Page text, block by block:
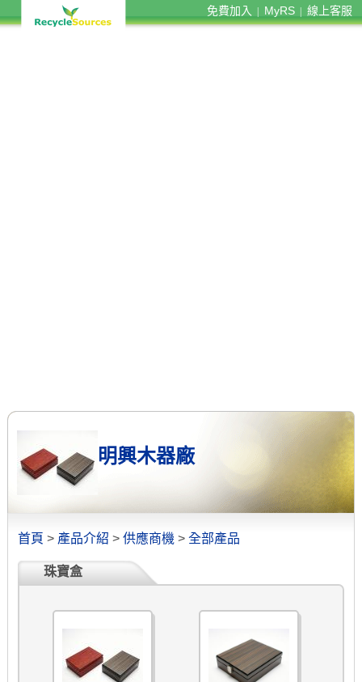
免費加入 MyRS 線上客服
明興木器廠
首頁 > 產品介紹 > 供應商機 > 全部產品
珠寶盒